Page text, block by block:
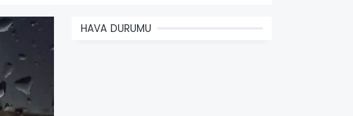
HAVA DURUMU